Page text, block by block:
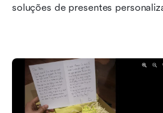
soluções de presentes